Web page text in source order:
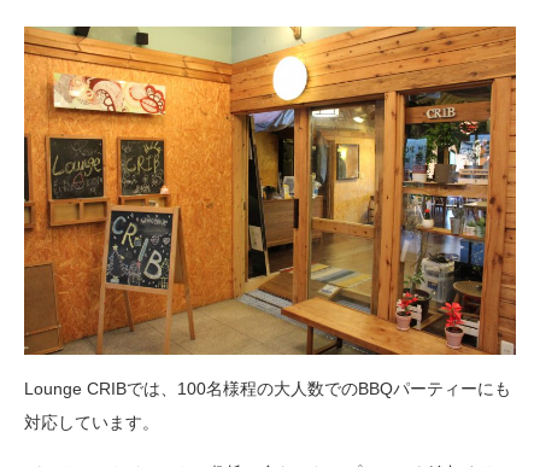
Lounge CRIBでは、100名様程の大人数でのBBQパーティーにも
対応しています。